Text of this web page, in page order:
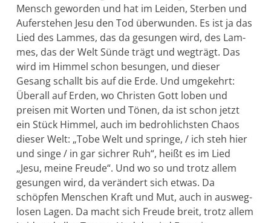
Mensch geworden und hat im Leiden, Sterben und
Auferstehen Jesu den Tod überwun­den. Es ist ja das
Lied des Lammes, das da gesungen wird, des Lam­
mes, das der Welt Sünde trägt und wegträgt. Das
wird im Himmel schon besungen, und dieser
Gesang schallt bis auf die Erde. Und umgekehrt:
Überall auf Erden, wo Christen Gott loben und
preisen mit Worten und Tönen, da ist schon jetzt
ein Stück Himmel, auch im bedroh­lichsten Chaos
dieser Welt: „Tobe Welt und springe, / ich steh hier
und singe / in gar sichrer Ruh“, heißt es im Lied
„Jesu, meine Freude“. Und wo so und trotz allem
gesungen wird, da verän­dert sich etwas. Da
schöpfen Menschen Kraft und Mut, auch in ausweg­
losen Lagen. Da macht sich Freude breit, trotz allem